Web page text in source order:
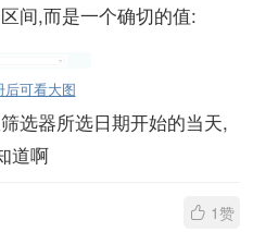
间,而是一个确切的值:
后可看大图
选器所选日期开始的当天,
道啊
 1赞